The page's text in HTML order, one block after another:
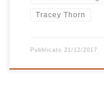
Tracey Thorn
Pubblicato 21/12/2017